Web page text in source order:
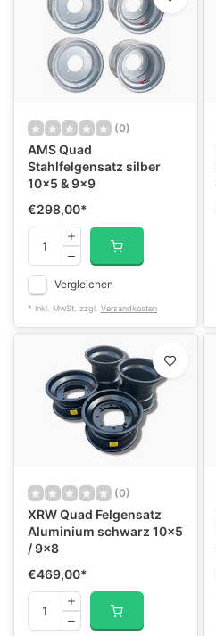
(0)
AMS Quad
Stahlfelgensatz silber
10x5 & 9x9
€298,00*
Vergleichen
* Inkl. MwSt. zzgl. Versandkosten
(0)
XRW Quad Felgensatz
Aluminium schwarz 10x5
/ 9x8
€469,00*